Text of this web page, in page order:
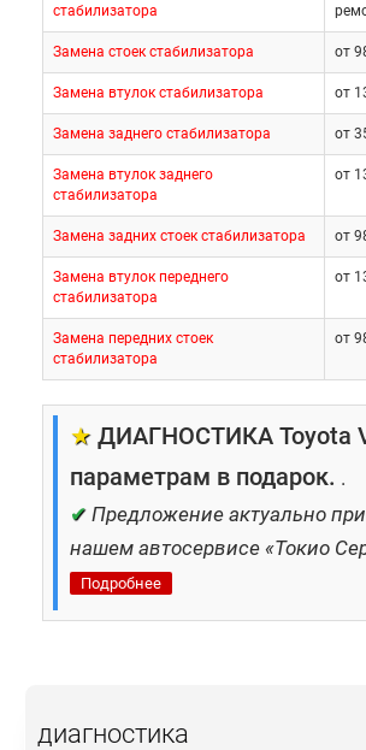
стабилизатора
Замена стоек стабилизатора от
Замена втулок стабилизатора от
Замена заднего стабилизатора от
Замена втулок заднего
стабилизатора
от
Замена задних стоек стабилизатора от
Замена втулок переднего
стабилизатора
от
Замена передних стоек
стабилизатора
от
★ ДИАГНОСТИКА Toyota
параметрам в подарок. .
✔ Предложение актуально
нашем автосервисе «Токио
Подробнее
диагностика